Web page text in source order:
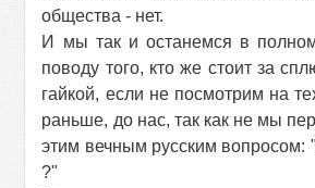
общества - нет.
И мы так и останемся в
поводу того, кто же стоит за
гайкой, если не посмотрим на
раньше, до нас, так как не мы
этим вечным русским вопросом:
?"